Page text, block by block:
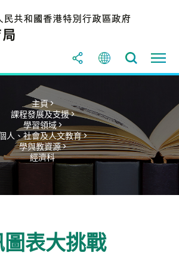
主頁 >
課程發展及支援 >
學習領域 >
人、社會及人文教育 >
學與教資源 >
經濟科
表大挑戰